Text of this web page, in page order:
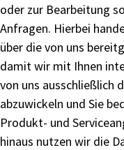
oder zur Bearbeitung
Anfragen. Hierbei
über die von uns
damit wir mit Ihnen
von uns ausschließlich
abzuwickeln und Sie
Produkt- und
hinaus nutzen wir die